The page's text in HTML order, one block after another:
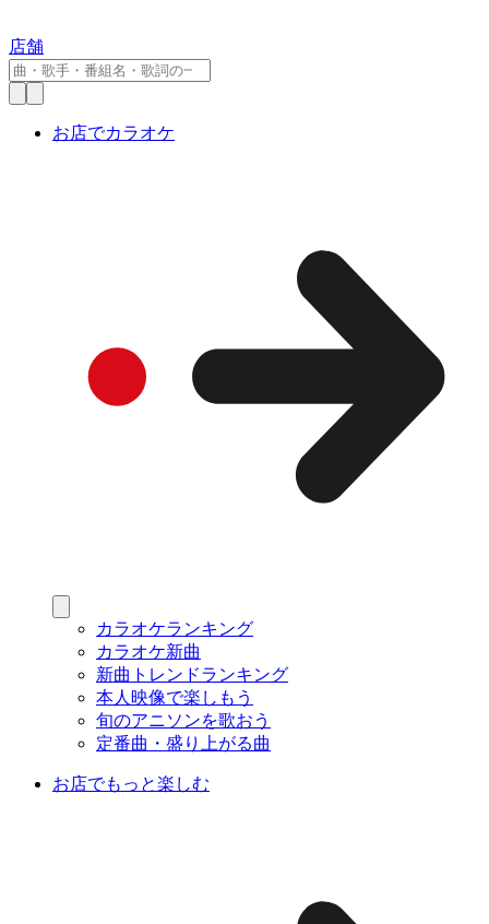
店舗
お店でカラオケ
カラオケランキング
カラオケ新曲
新曲トレンドランキング
本人映像で楽しもう
旬のアニソンを歌おう
定番曲・盛り上がる曲
お店でもっと楽しむ